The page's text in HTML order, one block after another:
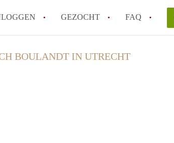
GEZOCHT FAQ
BOULANDT IN UTRECHT